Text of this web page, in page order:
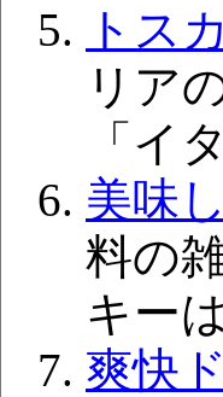
トス
リア
「イ
美味
料の
キー
爽快